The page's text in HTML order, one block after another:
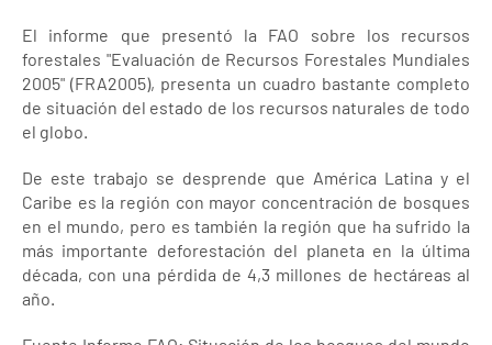
El informe que presentó la FAO sobre los recursos
forestales "Evaluación de Recursos Forestales Mundiales
2005" (FRA2005), presenta un cuadro bastante completo
de situación del estado de los recursos naturales de todo
el globo.
De este trabajo se desprende que América Latina y el
Caribe es la región con mayor concentración de bosques
en el mundo, pero es también la región que ha sufrido la
más importante deforestación del planeta en la última
década, con una pérdida de 4,3 millones de hectáreas al
año.